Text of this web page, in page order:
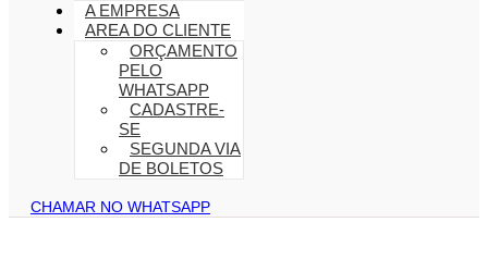
A EMPRESA
AREA DO CLIENTE
ORÇAMENTO
PELO
WHATSAPP
CADASTRE-
SE
SEGUNDA VIA
DE BOLETOS
CHAMAR NO WHATSAPP